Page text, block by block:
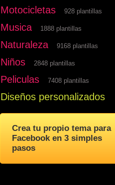
Motocicletas 928 plantillas
Musica 1888 plantillas
Naturaleza 9168 plantillas
Niños 2848 plantillas
Peliculas 7408 plantillas
Diseños personalizados
Crea tu propio tema para
Facebook en 3 simples
pasos